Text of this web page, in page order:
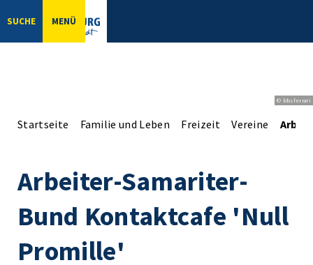
SUCHE MENÜ
© bbsferrari
Startseite Familie und Leben Freizeit Vereine
Arbeiter-Samariter-
Bund Kontaktcafe 'Null
Promille'